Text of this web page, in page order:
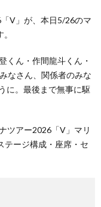
V」が、本日5/26のマ
くん・作間龍斗くん・
なさん、関係者のみな
に。最後まで無事に駆
ツアー2026「V」マリ
テージ構成・座席・セ